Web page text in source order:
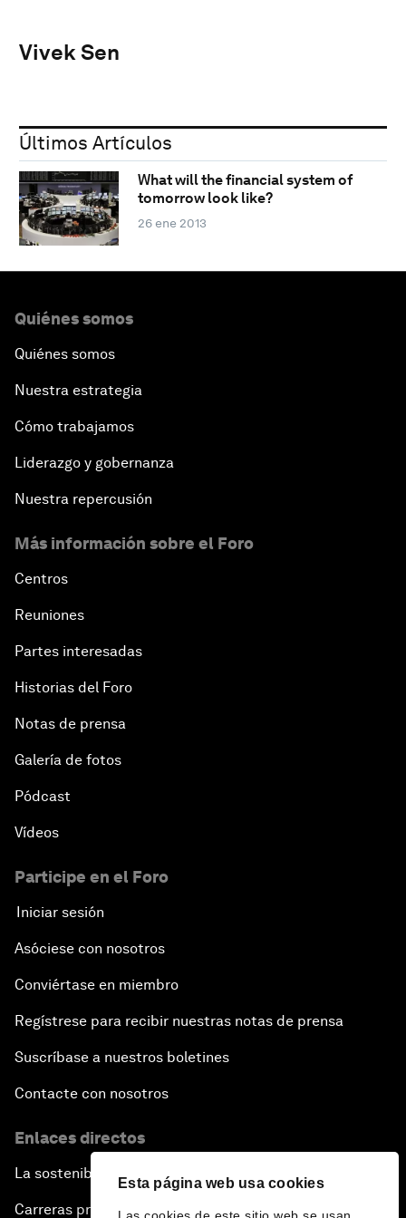
Esta página web usa cookies
Vivek Sen
Últimos Artículos
What will the financial system of
tomorrow look like?
26 ene 2013
Quiénes somos
Quiénes somos
Nuestra estrategia
Cómo trabajamos
Liderazgo y gobernanza
Nuestra repercusión
Más información sobre el Foro
Centros
Reuniones
Partes interesadas
Historias del Foro
Notas de prensa
Galería de fotos
Pódcast
Vídeos
Participe en el Foro
Iniciar sesión
Asóciese con nosotros
Conviértase en miembro
Regístrese para recibir nuestras notas de prensa
Suscríbase a nuestros boletines
Contacte con nosotros
Enlaces directos
La sostenibilidad en el Foro
Carreras profesionales